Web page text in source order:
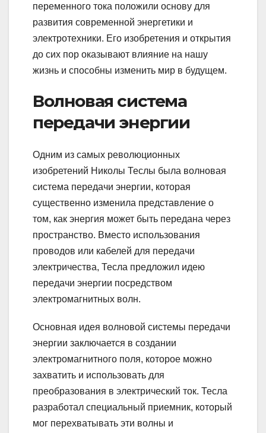
переменного тока положили основу для
развития современной энергетики и
электротехники. Его изобретения и открытия
до сих пор оказывают влияние на нашу
жизнь и способны изменить мир в будущем.
Волновая система
передачи энергии
Одним из самых революционных
изобретений Николы Теслы была волновая
система передачи энергии, которая
существенно изменила представление о
том, как энергия может быть передана через
пространство. Вместо использования
проводов или кабелей для передачи
электричества, Тесла предложил идею
передачи энергии посредством
электромагнитных волн.
Основная идея волновой системы передачи
энергии заключается в создании
электромагнитного поля, которое можно
захватить и использовать для
преобразования в электрический ток. Тесла
разработал специальный приемник, который
мог перехватывать эти волны и